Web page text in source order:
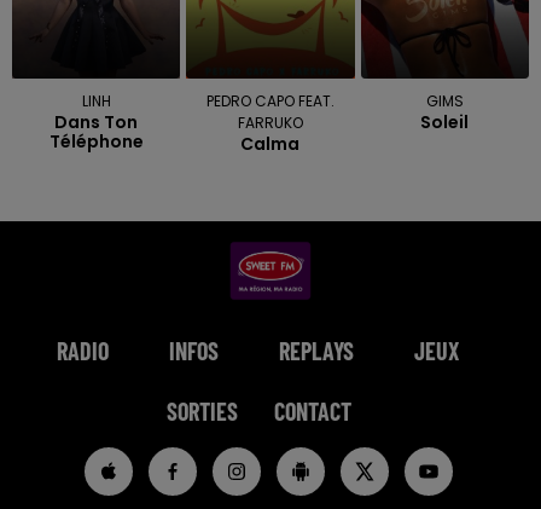
LINH
Dans Ton
Téléphone
PEDRO CAPO FEAT.
FARRUKO
Calma
GIMS
Soleil
RADIO INFOS REPLAYS JEUX
SORTIES CONTACT